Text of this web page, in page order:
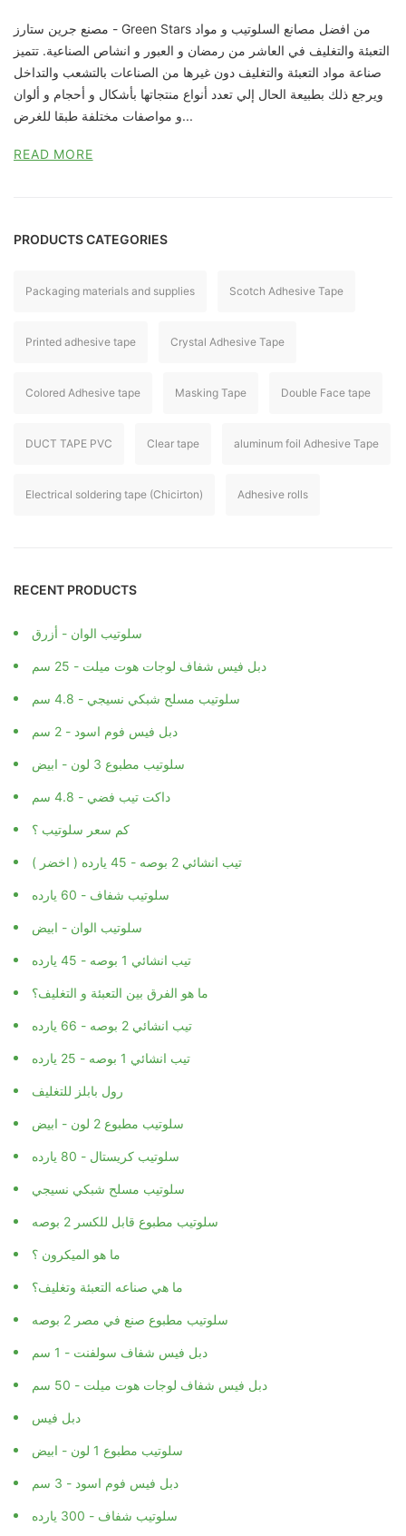
مصنع جرين ستارز - Green Stars من افضل مصانع السلوتيب و مواد
التعبئة والتغليف في العاشر من رمضان و العبور و انشاص الصناعية. تتميز
صناعة مواد التعبئة والتغليف دون غيرها من الصناعات بالتشعب والتداخل
ويرجع ذلك بطبيعة الحال إلي تعدد أنواع منتجاتها بأشكال و أحجام و ألوان
و مواصفات مختلفة طبقا للغرض...
READ MORE
PRODUCTS CATEGORIES
Packaging materials and supplies Scotch Adhesive Tape
Printed adhesive tape Crystal Adhesive Tape
Colored Adhesive tape Masking Tape Double Face tape
DUCT TAPE PVC Clear tape aluminum foil Adhesive Tape
Electrical soldering tape (Chicirton) Adhesive rolls
RECENT PRODUCTS
سلوتيب الوان - أزرق
دبل فيس شفاف لوجات هوت ميلت - 25 سم
سلوتيب مسلح شبكي نسيجي - 4.8 سم
دبل فيس فوم اسود - 2 سم
سلوتيب مطبوع 3 لون - ابيض
داكت تيب فضي - 4.8 سم
كم سعر سلوتيب ؟
تيب انشائي 2 بوصه - 45 يارده ( اخضر )
سلوتيب شفاف - 60 يارده
سلوتيب الوان - ابيض
تيب انشائي 1 بوصه - 45 يارده
ما هو الفرق بين التعبئة و التغليف؟
تيب انشائي 2 بوصه - 66 يارده
تيب انشائي 1 بوصه - 25 يارده
رول بابلز للتغليف
سلوتيب مطبوع 2 لون - ابيض
سلوتيب كريستال - 80 يارده
سلوتيب مسلح شبكي نسيجي
سلوتيب مطبوع قابل للكسر 2 بوصه
ما هو الميكرون ؟
ما هي صناعه التعبئة وتغليف؟
سلوتيب مطبوع صنع في مصر 2 بوصه
دبل فيس شفاف سولفنت - 1 سم
دبل فيس شفاف لوجات هوت ميلت - 50 سم
دبل فيس
سلوتيب مطبوع 1 لون - ابيض
دبل فيس فوم اسود - 3 سم
سلوتيب شفاف - 300 يارده